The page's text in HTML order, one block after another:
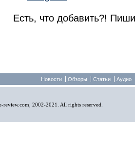
Есть, что добавить?!
Новости Обзоры Статьи Аудио
review.com, 2002-2021. All rights reserved.